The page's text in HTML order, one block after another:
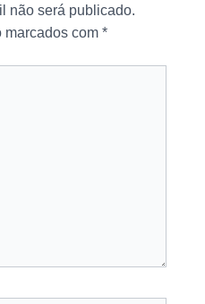
não será publicado.
marcados com *